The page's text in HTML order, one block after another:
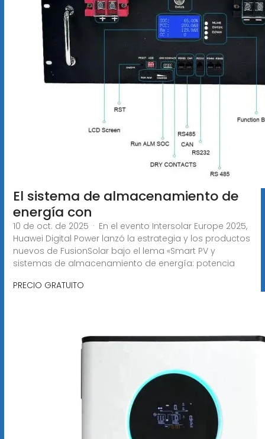
El sistema de almacenamiento de
energía con
10 de oct. de 2025 · En el evento Intersolar Europe 2025,
Huawei Digital Power lanzó la estrategia y los productos
nuevos de FusionSolar bajo el lema «Smart PV y
sistemas de almacenamiento de energía: potencia
PRECIO GRATUITO